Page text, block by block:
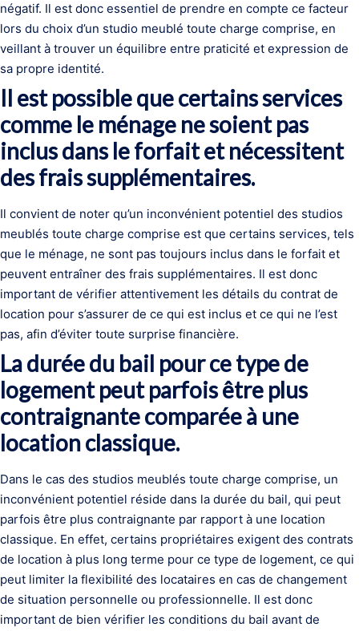
négatif. Il est donc essentiel de prendre en compte ce facteur
lors du choix d’un studio meublé toute charge comprise, en
veillant à trouver un équilibre entre praticité et expression de
sa propre identité.
Il est possible que certains services
comme le ménage ne soient pas
inclus dans le forfait et nécessitent
des frais supplémentaires.
Il convient de noter qu’un inconvénient potentiel des studios
meublés toute charge comprise est que certains services, tels
que le ménage, ne sont pas toujours inclus dans le forfait et
peuvent entraîner des frais supplémentaires. Il est donc
important de vérifier attentivement les détails du contrat de
location pour s’assurer de ce qui est inclus et ce qui ne l’est
pas, afin d’éviter toute surprise financière.
La durée du bail pour ce type de
logement peut parfois être plus
contraignante comparée à une
location classique.
Dans le cas des studios meublés toute charge comprise, un
inconvénient potentiel réside dans la durée du bail, qui peut
parfois être plus contraignante par rapport à une location
classique. En effet, certains propriétaires exigent des contrats
de location à plus long terme pour ce type de logement, ce qui
peut limiter la flexibilité des locataires en cas de changement
de situation personnelle ou professionnelle. Il est donc
important de bien vérifier les conditions du bail avant de